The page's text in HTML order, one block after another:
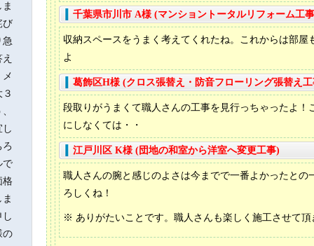
び
急
で
格
の
千葉県市川市 A様 (マンショントータルリフォーム工
収納スペースをうまく考えてくれたね。これからは部屋
よ
葛飾区H様 (クロス張替え・防音フローリング張替え
段取りがうまくて職人さんの工事を見行っちゃったよ！
にしなくては・・
江戸川区 K様 (団地の和室から洋室へ変更工事)
職人さんの腕と感じのよさは今までで一番よかったとの
ろしくね！
※ ありがたいことです。職人さんも楽しく施工させて頂